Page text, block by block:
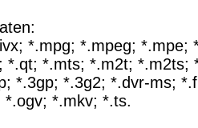
*.mpg; *.mpeg; *.mpe;
*.qt; *.mts; *.m2t; *.m2ts;
*.3gp; *.3g2; *.dvr-ms;
*.mkv; *.ts.